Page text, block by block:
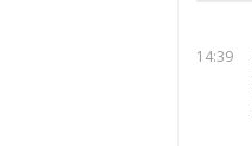
14:39